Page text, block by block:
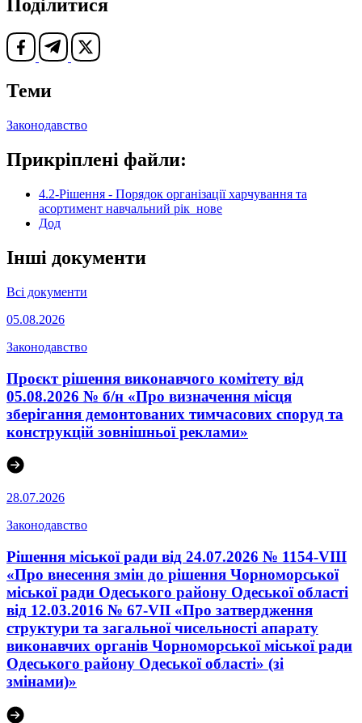
Поділитися
Теми
Законодавство
Прикріплені файли:
4.2-Рішення - Порядок організації харчування та
асортимент навчальний рік_нове
Дод
Інші документи
Всі документи
05.08.2026
Законодавство
Проєкт рішення виконавчого комітету від
05.08.2026 № б/н «Про визначення місця
зберігання демонтованих тимчасових споруд та
конструкцій зовнішньої реклами»
28.07.2026
Законодавство
Рішення міської ради від 24.07.2026 № 1154-VIII
«Про внесення змін до рішення Чорноморської
міської ради Одеського району Одеської області
від 12.03.2016 № 67-VІI «Про затвердження
структури та загальної чисельності апарату
виконавчих органів Чорноморської міської ради
Одеського району Одеської області» (зі
змінами)»